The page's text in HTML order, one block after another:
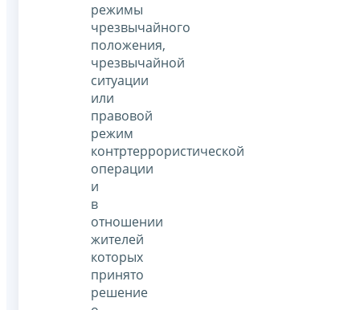
режимы
чрезвычайного
положения,
чрезвычайной
ситуации
или
правовой
режим
контртеррористической
операции
и
в
отношении
жителей
которых
принято
решение